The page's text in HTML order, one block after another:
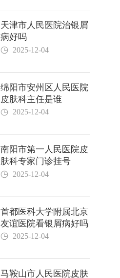
天津市人民医院治银屑
病好吗
2025-12-04
绵阳市安州区人民医院
皮肤科主任是谁
2025-12-04
南阳市第一人民医院皮
肤科专家门诊挂号
2025-12-04
首都医科大学附属北京
友谊医院看银屑病好吗
2025-12-04
马鞍山市人民医院皮肤